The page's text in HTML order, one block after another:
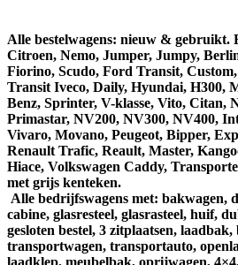
Alle bestelwagens: nieuw & gebruikt.
Citroen, Nemo, Jumper, Jumpy,
Fiorino, Scudo, Ford Transit,
Transit Iveco, Daily, Hyundai, H300,
Benz, Sprinter, V-klasse, Vito, Citan,
Primastar, NV200, NV300, NV400,
Vivaro, Movano, Peugeot, Bipper,
Renault Trafic, Reault, Master,
Hiace, Volkswagen Caddy,
met grijs kenteken.
Alle bedrijfswagens met: bakwagen,
cabine, glasresteel, glasrasteel, huif,
gesloten bestel, 3 zitplaatsen, laadbak,
transportwagen, transportauto,
laadklep, meubelbak, oprijwagen,